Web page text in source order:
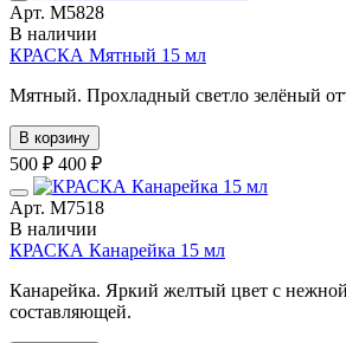
Арт. М5828
В наличии
КРАСКА Мятный 15 мл
Мятный. Прохладный светло зелёный
В корзину
500 ₽ 400 ₽
Арт. М7518
В наличии
КРАСКА Канарейка 15 мл
Канарейка. Яркий желтый цвет с
составляющей.